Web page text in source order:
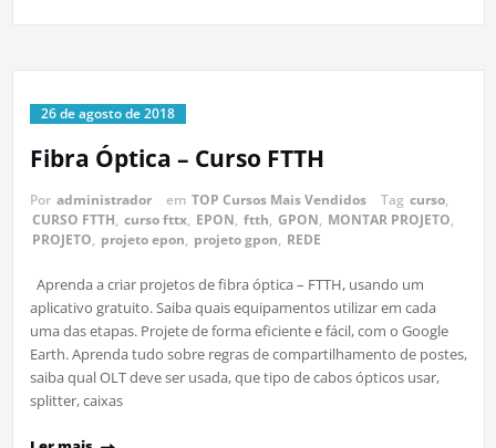
26 de agosto de 2018
Fibra Óptica – Curso FTTH
Por administrador em TOP Cursos Mais Vendidos Tag curso,
CURSO FTTH, curso fttx, EPON, ftth, GPON, MONTAR PROJETO,
PROJETO, projeto epon, projeto gpon, REDE
Aprenda a criar projetos de fibra óptica – FTTH, usando um
aplicativo gratuito. Saiba quais equipamentos utilizar em cada
uma das etapas. Projete de forma eficiente e fácil, com o Google
Earth. Aprenda tudo sobre regras de compartilhamento de postes,
saiba qual OLT deve ser usada, que tipo de cabos ópticos usar,
splitter, caixas